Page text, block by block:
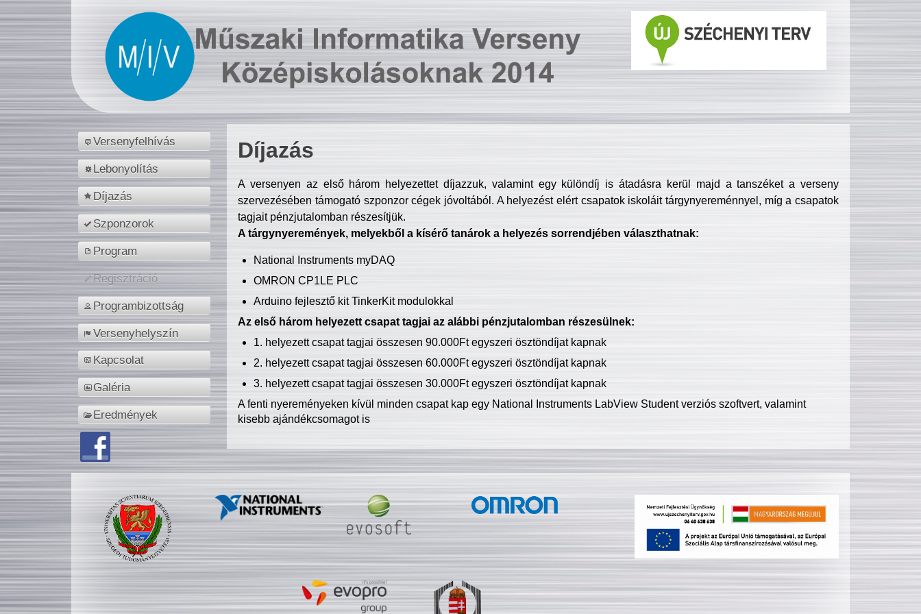
Versenyfelhívás
Lebonyolítás
Díjazás
Szponzorok
Program
Regisztráció
Programbizottság
Versenyhelyszín
Kapcsolat
Galéria
Eredmények
Díjazás
A versenyen az első három helyezettet díjazzuk, valamint egy különdíj is átadásra kerül majd a tanszéket a verseny
szervezésében támogató szponzor cégek jóvoltából. A helyezést elért csapatok iskoláit tárgynyereménnyel, míg a csapatok
tagjait pénzjutalomban részesítjük.
A tárgynyeremények, melyekből a kísérő tanárok a helyezés sorrendjében választhatnak:
National Instruments myDAQ
OMRON CP1LE PLC
Arduino fejlesztő kit TinkerKit modulokkal
Az első három helyezett csapat tagjai az alábbi pénzjutalomban részesülnek:
1. helyezett csapat tagjai összesen 90.000Ft egyszeri ösztöndíjat kapnak
2. helyezett csapat tagjai összesen 60.000Ft egyszeri ösztöndíjat kapnak
3. helyezett csapat tagjai összesen 30.000Ft egyszeri ösztöndíjat kapnak
A fenti nyereményeken kívül minden csapat kap egy National Instruments LabView Student verziós szoftvert, valamint
kisebb ajándékcsomagot is